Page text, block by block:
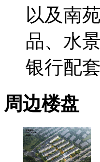
以及南
品、水
银行配
周边楼盘